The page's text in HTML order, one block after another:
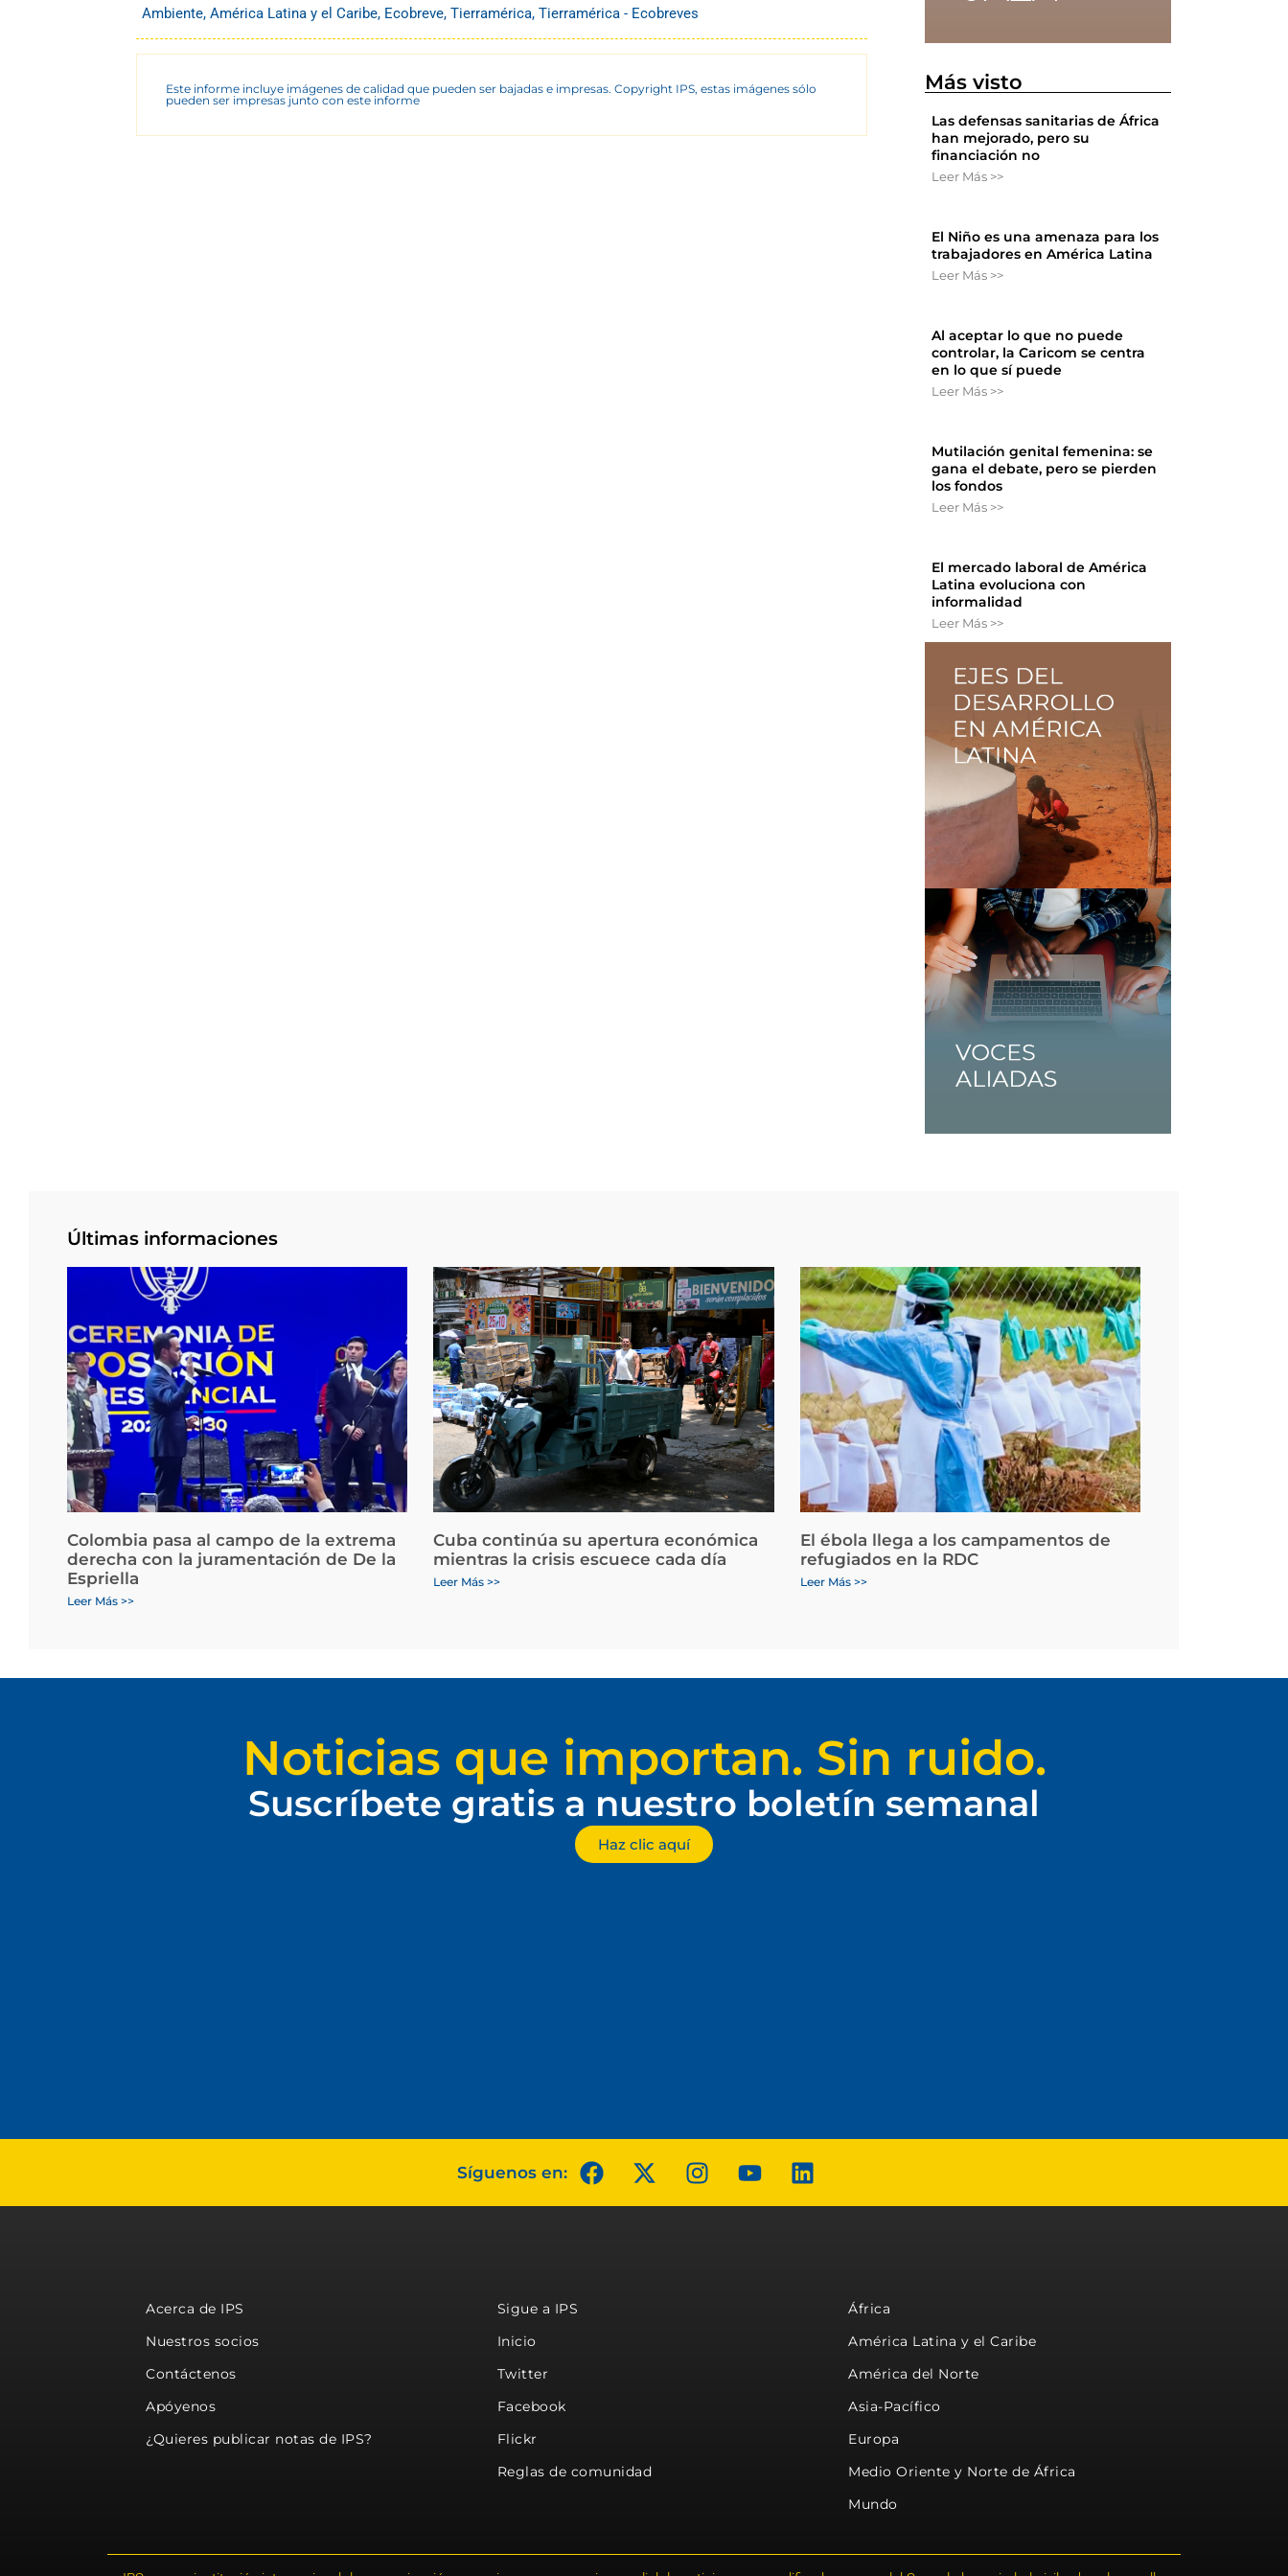
Ambiente, América Latina y el Caribe, Ecobreve, Tierramérica, Tierramérica - Ecobreves
Este informe incluye imágenes de calidad que pueden ser bajadas e impresas. Copyright IPS, estas imágenes sólo
pueden ser impresas junto con este informe
Más visto
Las defensas sanitarias de África
han mejorado, pero su
financiación no
Leer Más >>
El Niño es una amenaza para los
trabajadores en América Latina
Leer Más >>
Al aceptar lo que no puede
controlar, la Caricom se centra
en lo que sí puede
Leer Más >>
Mutilación genital femenina: se
gana el debate, pero se pierden
los fondos
Leer Más >>
El mercado laboral de América
Latina evoluciona con
informalidad
Leer Más >>
Últimas informaciones
Colombia pasa al campo de la extrema
derecha con la juramentación de De la
Espriella
Leer Más >>
Cuba continúa su apertura económica
mientras la crisis escuece cada día
Leer Más >>
El ébola llega a los campamentos de
refugiados en la RDC
Leer Más >>
Noticias que importan. Sin ruido.
Suscríbete gratis a nuestro boletín semanal
Haz clic aquí
Síguenos en:
Acerca de IPS
Nuestros socios
Contáctenos
Apóyenos
¿Quieres publicar notas de IPS?
Sigue a IPS
Inicio
Twitter
Facebook
Flickr
Reglas de comunidad
África
América Latina y el Caribe
América del Norte
Asia-Pacífico
Europa
Medio Oriente y Norte de África
Mundo